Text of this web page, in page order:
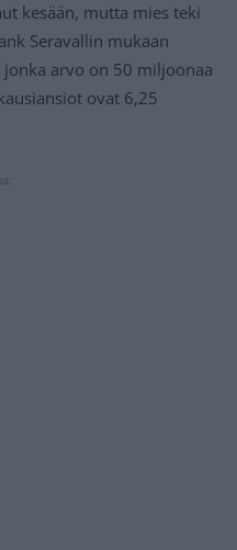
kesään, mutta mies teki
Seravallin mukaan
arvo on 50 miljoonaa
ovat 6,25